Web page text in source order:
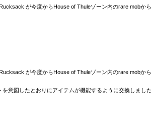
が今度からHouse of Thuleゾーン内のrare mobか
が今度からHouse of Thuleゾーン内のrare mobか
意図したとおりにアイテムが機能するように交換しました